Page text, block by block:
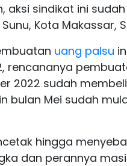
aksi sindikat ini
Kota Makassar,
uang palsu
rencananya
2022 sudah
bulan Mei sudah
hingga
dan perannya